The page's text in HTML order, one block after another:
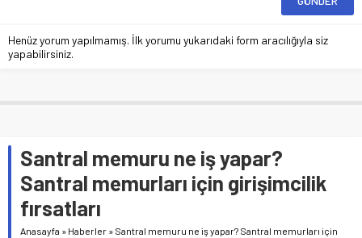
Henüz yorum yapılmamış. İlk yorumu yukarıdaki form aracılığıyla siz
yapabilirsiniz.
Santral memuru ne iş yapar?
Santral memurları için girişimcilik
fırsatları
Anasayfa » Haberler » Santral memuru ne iş yapar? Santral memurları için